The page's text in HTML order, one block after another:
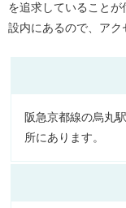
を追求していること
設内にあるので、アク
阪急京都線の烏丸
所にあります。